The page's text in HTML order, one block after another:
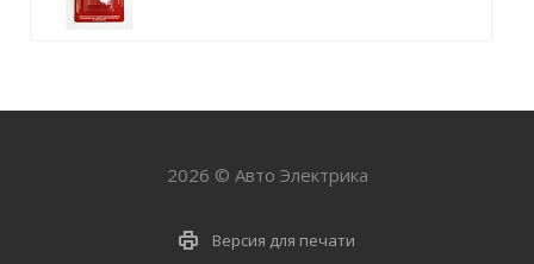
2026 © Авто Электрика
Версия для печати